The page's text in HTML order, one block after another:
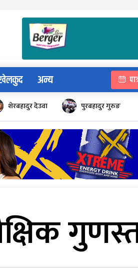
अन्य
शेरबहादुर देउवा पुरबहादुर गुरुङ